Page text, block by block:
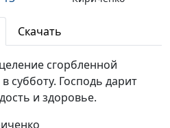
43
Кириченко
на озере.
25
Ирина
Кириченко
Скачать
сгорбленной
Господь дарит
и здоровье.